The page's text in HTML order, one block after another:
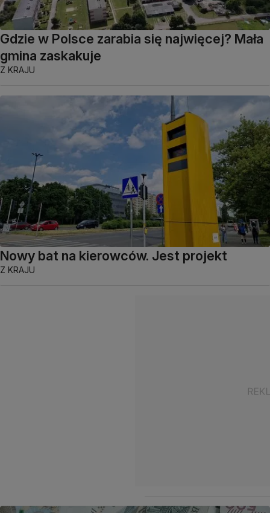
Gdzie w Polsce zarabia się najwięcej? Mała
gmina zaskakuje
Z KRAJU
Nowy bat na kierowców. Jest projekt
Z KRAJU